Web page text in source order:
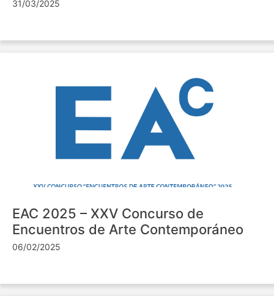
31/03/2025
EAC 2025 – XXV Concurso de
Encuentros de Arte Contemporáneo
06/02/2025